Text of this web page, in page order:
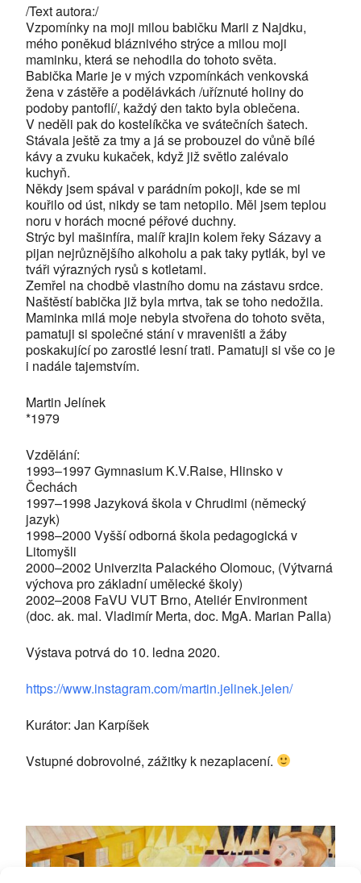
/Text autora:/
Vzpomínky na moji milou babičku Marii z Najdku,
mého poněkud bláznivého strýce a milou moji
maminku, která se nehodila do tohoto světa.
Babička Marie je v mých vzpomínkách venkovská
žena v zástěře a podělávkách /uříznuté holiny do
podoby pantoflí/, každý den takto byla oblečena.
V neděli pak do kostelíkčka ve svátečních šatech.
Stávala ještě za tmy a já se probouzel do vůně bílé
kávy a zvuku kukaček, když již světlo zalévalo
kuchyň.
Někdy jsem spával v parádním pokoji, kde se mi
kouřilo od úst, nikdy se tam netopilo. Měl jsem teplou
noru v horách mocné péřové duchny.
Strýc byl mašinfíra, malíř krajin kolem řeky Sázavy a
pijan nejrůznějšího alkoholu a pak taky pytlák, byl ve
tváři výrazných rysů s kotletami.
Zemřel na chodbě vlastního domu na zástavu srdce.
Naštěstí babička již byla mrtva, tak se toho nedožila.
Maminka milá moje nebyla stvořena do tohoto světa,
pamatuji si společné stání v mraveništi a žáby
poskakující po zarostlé lesní trati. Pamatuji si vše co je
i nadále tajemstvím.
Martin Jelínek
*1979
Vzdělání:
1993–1997 Gymnasium K.V.Raise, Hlinsko v
Čechách
1997–1998 Jazyková škola v Chrudimi (německý
jazyk)
1998–2000 Vyšší odborná škola pedagogická v
Litomyšli
2000–2002 Univerzita Palackého Olomouc, (Výtvarná
výchova pro základní umělecké školy)
2002–2008 FaVU VUT Brno, Ateliér Environment
(doc. ak. mal. Vladimír Merta, doc. MgA. Marian Palla)
Výstava potrvá do 10. ledna 2020.
https://www.instagram.com/martin.jelinek.jelen/
Kurátor: Jan Karpíšek
Vstupné dobrovolné, zážitky k nezaplacení.